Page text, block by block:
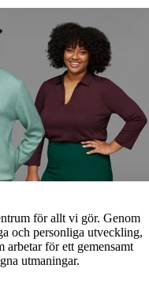
för allt vi gör. Genom
och personliga utveckling,
arbetar för ett gemensamt
utmaningar.